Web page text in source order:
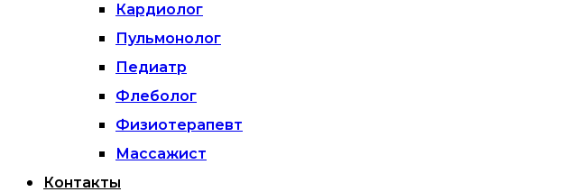
Кардиолог
Пульмонолог
Педиатр
Флеболог
Физиотерапевт
Массажист
Контакты